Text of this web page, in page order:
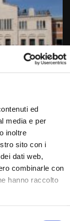
ed
media e per
inoltre
sito con i
dati web,
combinarle con
hanno raccolto
2023 –